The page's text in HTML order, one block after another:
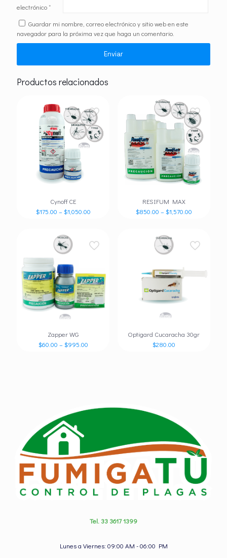
electrónico*
Guardar mi nombre, correo electrónico y sitio web en este
navegador para la próxima vez que haga un comentario.
Productos relacionados
Cynoff CE
$175.00 –$1,050.00
RESIFUM MAX
$850.00 –$1,570.00
Zapper WG
$60.00 –$995.00
Optigard Cucaracha 30gr
$280.00
Tel. 33 3617 1399
Lunes a Viernes: 09:00 AM - 06:00 PM